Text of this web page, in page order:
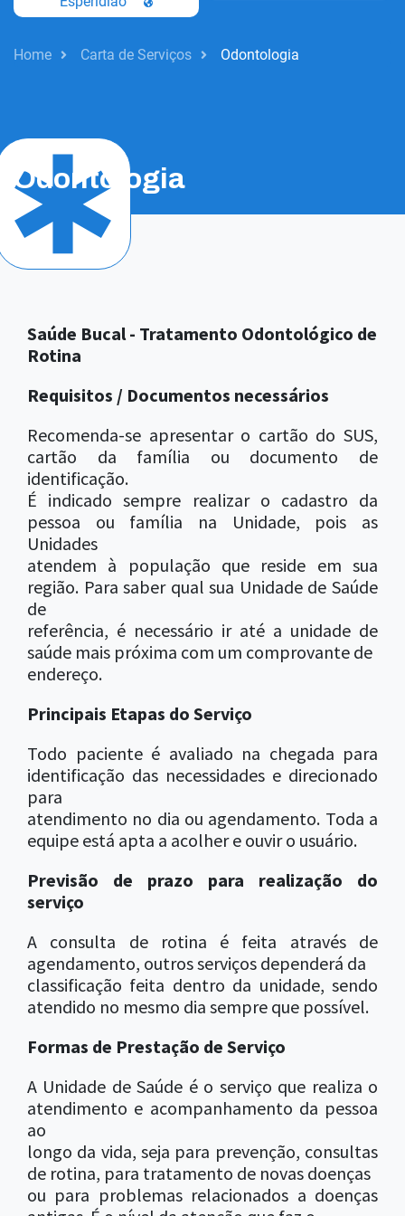
Home Carta de Serviços Odontologia
Odontologia
Saúde Bucal - Tratamento Odontológico de
Rotina
Requisitos / Documentos necessários
Recomenda-se apresentar o cartão do SUS,
cartão da família ou documento de
identificação.
É indicado sempre realizar o cadastro da
pessoa ou família na Unidade, pois as
Unidades
atendem à população que reside em sua
região. Para saber qual sua Unidade de Saúde
de
referência, é necessário ir até a unidade de
saúde mais próxima com um comprovante de
endereço.
Principais Etapas do Serviço
Todo paciente é avaliado na chegada para
identificação das necessidades e direcionado
para
atendimento no dia ou agendamento. Toda a
equipe está apta a acolher e ouvir o usuário.
Previsão de prazo para realização do
serviço
A consulta de rotina é feita através de
agendamento, outros serviços dependerá da
classificação feita dentro da unidade, sendo
atendido no mesmo dia sempre que possível.
Formas de Prestação de Serviço
A Unidade de Saúde é o serviço que realiza o
atendimento e acompanhamento da pessoa
ao
longo da vida, seja para prevenção, consultas
de rotina, para tratamento de novas doenças
ou para problemas relacionados a doenças